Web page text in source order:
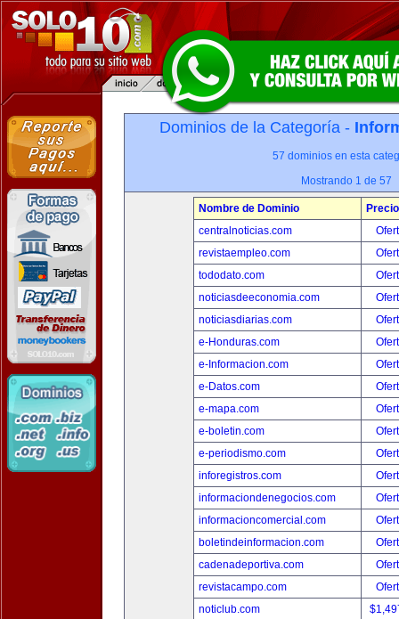
Dominios de la Categoría -
57 dominios en esta
Mostrando 1 de 57
Nombre de Dominio
Precio
centralnoticias.com
revistaempleo.com
tododato.com
noticiasdeeconomia.com
noticiasdiarias.com
e-Honduras.com
e-Informacion.com
e-Datos.com
e-mapa.com
e-boletin.com
e-periodismo.com
inforegistros.com
informaciondenegocios.com
informacioncomercial.com
boletindeinformacion.com
cadenadeportiva.com
revistacampo.com
noticlub.com